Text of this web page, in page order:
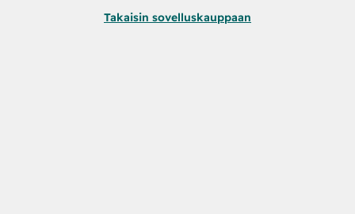
Takaisin sovelluskauppaan